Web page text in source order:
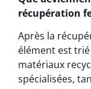
récupération
Après la
élément est
matériaux
spécialisées,